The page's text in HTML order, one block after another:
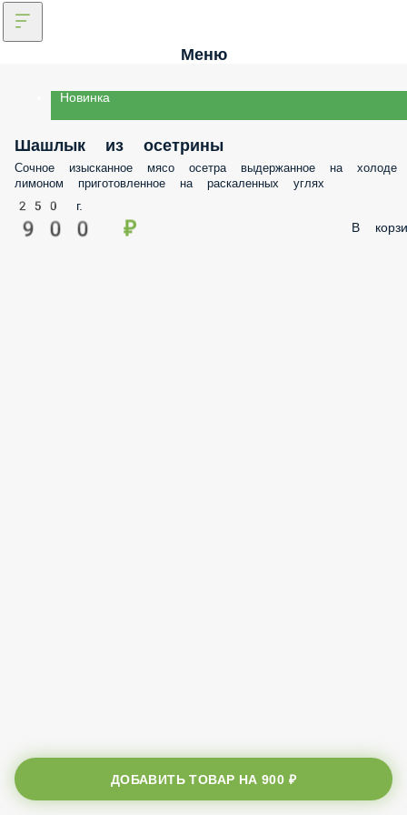
Меню
Новинка
Шашлык из осетрины
Сочное изысканное мясо осетра выдержанное на
лимоном приготовленное на раскаленных углях
250 г.
900 ₽ В
ДОБАВИТЬ ТОВАР НА900 ₽